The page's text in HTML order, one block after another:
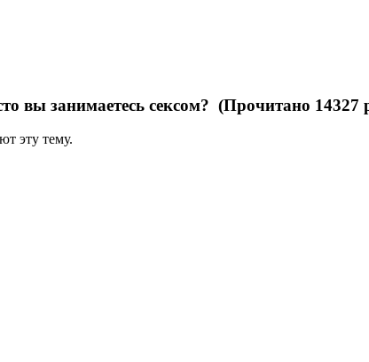
вы занимаетесь сексом? (Прочитано 14327
эту тему.